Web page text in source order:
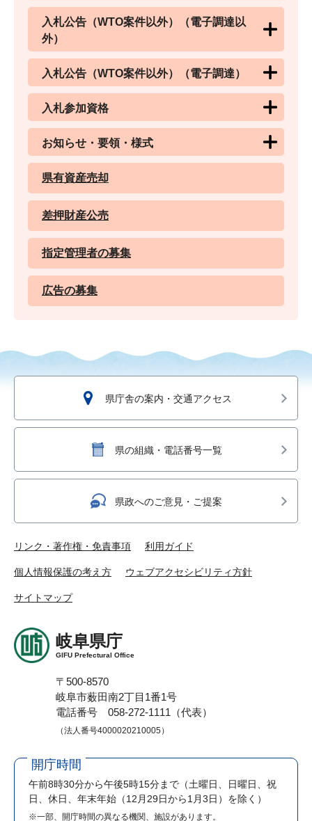
入札公告（WTO案件以外）（電子調達以
外）
入札公告（WTO案件以外）（電子調達）
入札参加資格
お知らせ・要領・様式
県有資産売却
差押財産公売
指定管理者の募集
広告の募集
県庁舎の案内・交通アクセス
県の組織・電話番号一覧
県政へのご意見・ご提案
リンク・著作権・免責事項 利用ガイド
個人情報保護の考え方 ウェブアクセシビリティ方針
サイトマップ
岐阜県庁
GIFU Prefectural Office
〒500-8570
岐阜市薮田南2丁目1番1号
電話番号 058-272-1111（代表）
（法人番号4000020210005）
開庁時間
午前8時30分から午後5時15分まで （土曜日、日曜日、祝
日、休日、年末年始（12月29日から1月3日）を除く）
※一部、開庁時間の異なる機関、施設があります。